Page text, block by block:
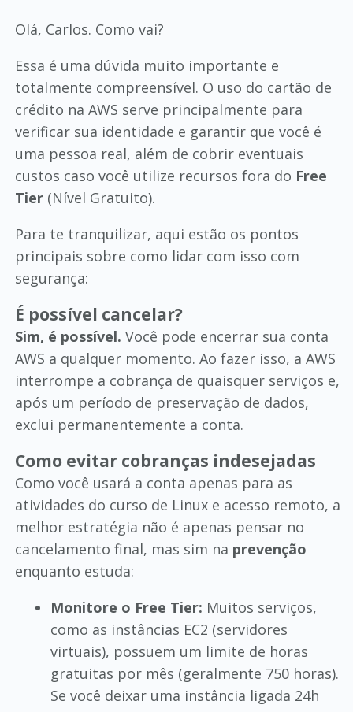
Olá, Carlos. Como vai?
Essa é uma dúvida muito importante e
totalmente compreensível. O uso do cartão de
crédito na AWS serve principalmente para
verificar sua identidade e garantir que você é
uma pessoa real, além de cobrir eventuais
custos caso você utilize recursos fora do Free
Tier(Nível Gratuito).
Para te tranquilizar, aqui estão os pontos
principais sobre como lidar com isso com
segurança:
É possível cancelar?
Sim, é possível. Você pode encerrar sua conta
AWS a qualquer momento. Ao fazer isso, a AWS
interrompe a cobrança de quaisquer serviços e,
após um período de preservação de dados,
exclui permanentemente a conta.
Como evitar cobranças indesejadas
Como você usará a conta apenas para as
atividades do curso de Linux e acesso remoto, a
melhor estratégia não é apenas pensar no
cancelamento final, mas sim na prevenção
enquanto estuda:
Monitore o Free Tier: Muitos serviços,
como as instâncias EC2 (servidores
virtuais), possuem um limite de horas
gratuitas por mês (geralmente 750 horas).
Se você deixar uma instância ligada 24h